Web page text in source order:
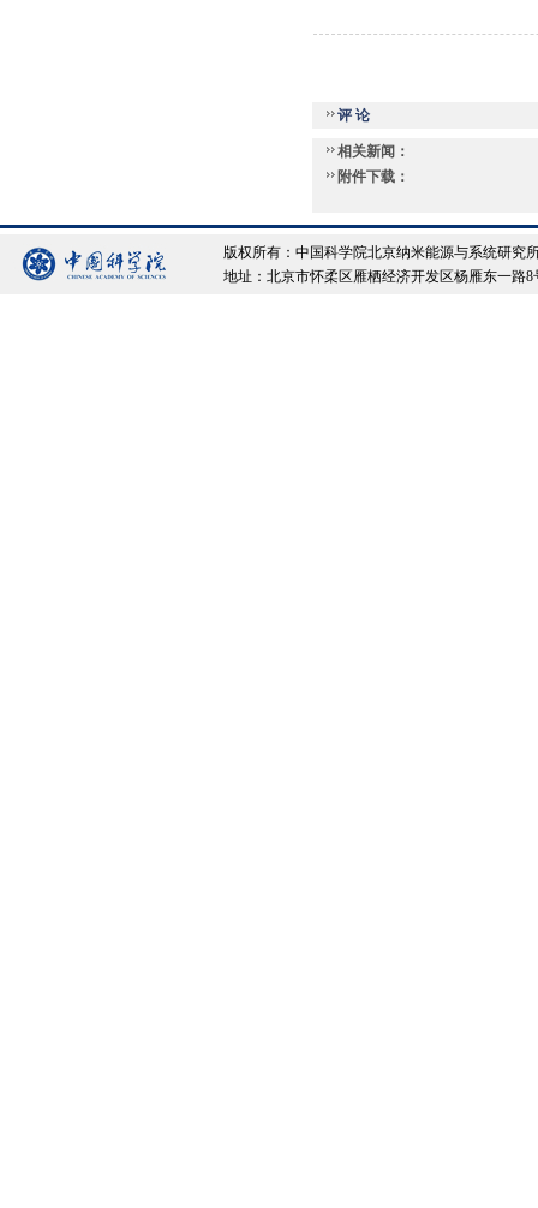
评 论
相关新闻：
附件下载：
版权所有：中国科学院北京纳米能源与系统研究
地址：北京市怀柔区雁栖经济开发区杨雁东一路8